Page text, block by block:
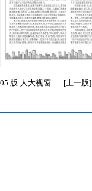
05 版:人大视窗 [上一版]